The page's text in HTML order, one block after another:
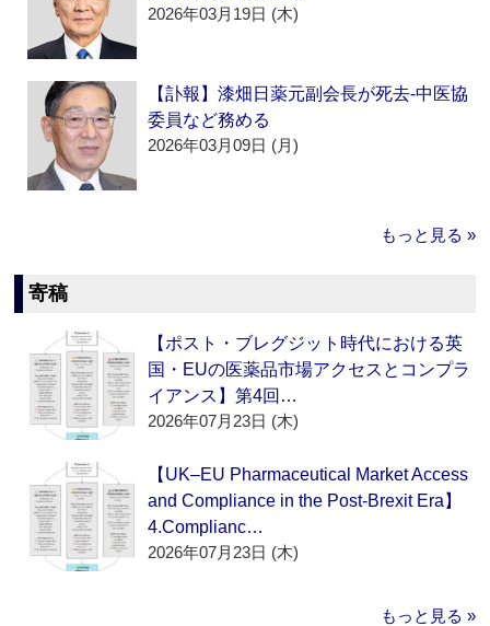
2026年03月19日 (木)
【訃報】漆畑日薬元副会長が死去‐中医協
委員など務める
2026年03月09日 (月)
もっと見る »
寄稿
【ポスト・ブレグジット時代における英
国・EUの医薬品市場アクセスとコンプラ
イアンス】第4回…
2026年07月23日 (木)
【UK–EU Pharmaceutical Market Access
and Compliance in the Post-Brexit Era】
4.Complianc…
2026年07月23日 (木)
もっと見る »